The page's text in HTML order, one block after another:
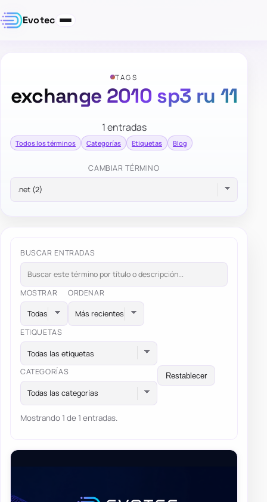
Evotec
TAGS
exchange 2010 sp3 ru 11
1 entradas
Todos los términos Categorías Etiquetas Blog
CAMBIAR TÉRMINO
BUSCAR ENTRADAS
MOSTRAR ORDENAR
ETIQUETAS
Todas las etiquetas
CATEGORÍAS
Todas las categorías
Restablecer
Mostrando 1 de 1 entradas.